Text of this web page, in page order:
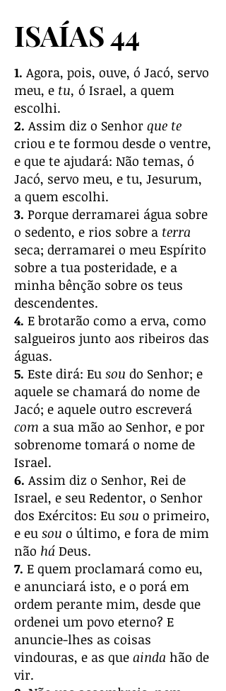
ISAÍAS 44
1. Agora, pois, ouve, ó Jacó, servo
meu, e tu, ó Israel, a quem
escolhi.
2. Assim diz o Senhor que te
criou e te formou desde o ventre,
e que te ajudará: Não temas, ó
Jacó, servo meu, e tu, Jesurum,
a quem escolhi.
3. Porque derramarei água sobre
o sedento, e rios sobre a terra
seca; derramarei o meu Espírito
sobre a tua posteridade, e a
minha bênção sobre os teus
descendentes.
4. E brotarão como a erva, como
salgueiros junto aos ribeiros das
águas.
5. Este dirá: Eu sou do Senhor; e
aquele se chamará do nome de
Jacó; e aquele outro escreverá
com a sua mão ao Senhor, e por
sobrenome tomará o nome de
Israel.
6. Assim diz o Senhor, Rei de
Israel, e seu Redentor, o Senhor
dos Exércitos: Eu sou o primeiro,
e eu sou o último, e fora de mim
não há Deus.
7. E quem proclamará como eu,
e anunciará isto, e o porá em
ordem perante mim, desde que
ordenei um povo eterno? E
anuncie-lhes as coisas
vindouras, e as que ainda hão de
vir.